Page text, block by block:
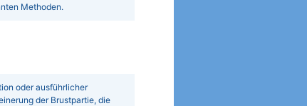
Methoden.
oder ausführlicher
der Brustpartie, die